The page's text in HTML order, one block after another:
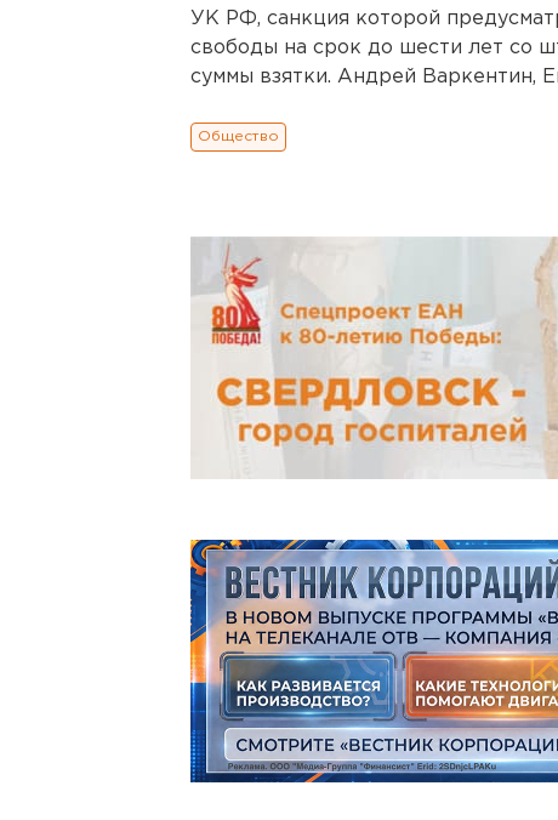
УК РФ, санкция которой
свободы на срок до шести лет со
суммы взятки. Андрей Варкентин,
Общество